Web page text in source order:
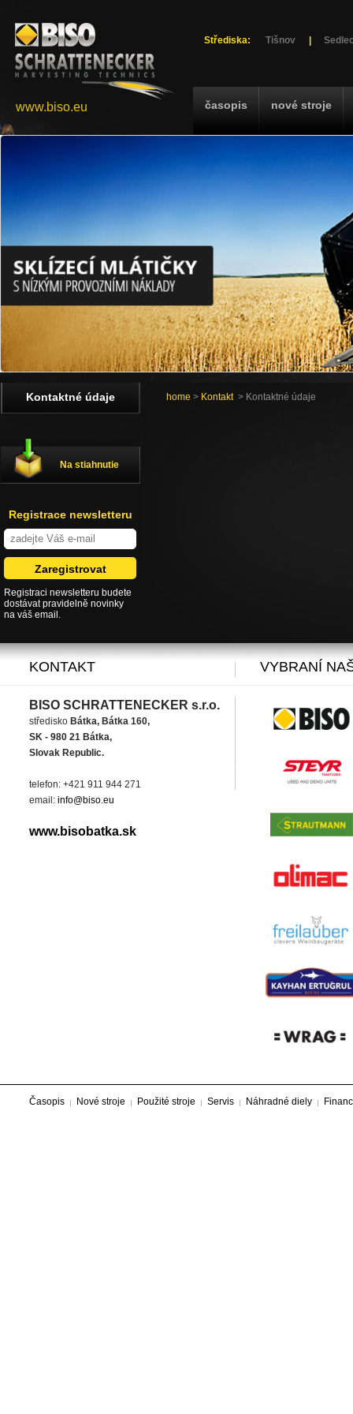
Střediska: Tišnov
časopis nové stroje
www.biso.eu
home > Kontakt> Kontaktné údaje
Kontaktné údaje
Na stiahnutie
Registrace newsletteru
Registraci newsletteru budete
dostávat pravidelně novinky
na váš email.
KONTAKT
BISO SCHRATTENECKER s.r.o.
středisko Bátka, Bátka 160,
SK - 980 21 Bátka,
Slovak Republic.
telefon: +421 911 944 271
email: info@biso.eu
www.bisobatka.sk
VYBRANÍ
Časopis Nové stroje Použité stroje Servis Náhradné diely